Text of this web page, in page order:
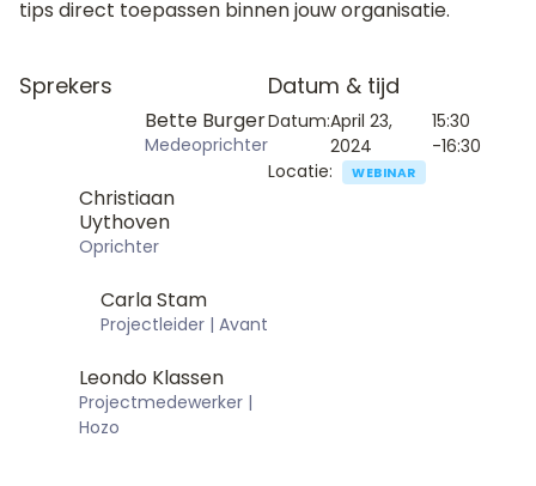
tips direct toepassen binnen jouw organisatie.
Sprekers
Bette Burger
Medeoprichter
Christiaan
Uythoven
Oprichter
Carla Stam
Projectleider | Avant
Leondo Klassen
Projectmedewerker |
Hozo
Datum & tijd
Datum:April 23,
2024
15:30
-16:30
Locatie:
WEBINAR